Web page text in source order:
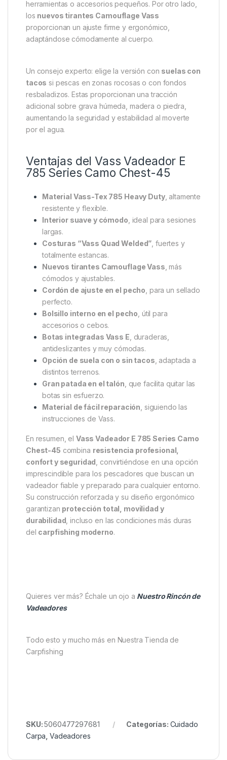
herramientas o accesorios pequeños. Por otro lado,
los nuevos tirantes Camouflage Vass
proporcionan un ajuste firme y ergonómico,
adaptándose cómodamente al cuerpo.
Un consejo experto: elige la versión con suelas con
tacos si pescas en zonas rocosas o con fondos
resbaladizos. Estas proporcionan una tracción
adicional sobre grava húmeda, madera o piedra,
aumentando la seguridad y estabilidad al moverte
por el agua.
Ventajas del Vass Vadeador E
785 Series Camo Chest-45
Material Vass-Tex 785 Heavy Duty, altamente
resistente y flexible.
Interior suave y cómodo , ideal para sesiones
largas.
Costuras “Vass Quad Welded” , fuertes y
totalmente estancas.
Nuevos tirantes Camouflage Vass , más
cómodos y ajustables.
Cordón de ajuste en el pecho , para un sellado
perfecto.
Bolsillo interno en el pecho , útil para
accesorios o cebos.
Botas integradas Vass E , duraderas,
antideslizantes y muy cómodas.
Opción de suela con o sin tacos , adaptada a
distintos terrenos.
Gran patada en el talón , que facilita quitar las
botas sin esfuerzo.
Material de fácil reparación , siguiendo las
instrucciones de Vass.
En resumen, el Vass Vadeador E 785 Series Camo
Chest-45 combina resistencia profesional,
confort y seguridad , convirtiéndose en una opción
imprescindible para los pescadores que buscan un
vadeador fiable y preparado para cualquier entorno.
Su construcción reforzada y su diseño ergonómico
garantizan protección total, movilidad y
durabilidad , incluso en las condiciones más duras
del carpfishing moderno.
Quieres ver más? Échale un ojo a Nuestro Rincón de
Vadeadores
Todo esto y mucho más en Nuestra Tienda de
Carpfishing
SKU:5060477297681 Categorías: Cuidado
Carpa ,Vadeadores